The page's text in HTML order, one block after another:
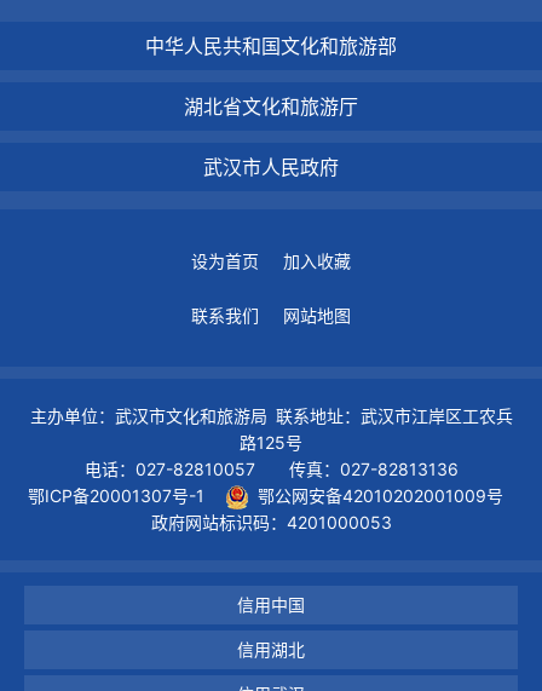
中华人民共和国文化和旅游部
湖北省文化和旅游厅
武汉市人民政府
设为首页 加入收藏
联系我们 网站地图
主办单位：武汉市文化和旅游局 联系地址：武汉市江岸区工农兵
路125号
电话：027-82810057 传真：027-82813136
鄂ICP备20001307号-1
鄂公网安备42010202001009号
政府网站标识码：4201000053
信用中国
信用湖北